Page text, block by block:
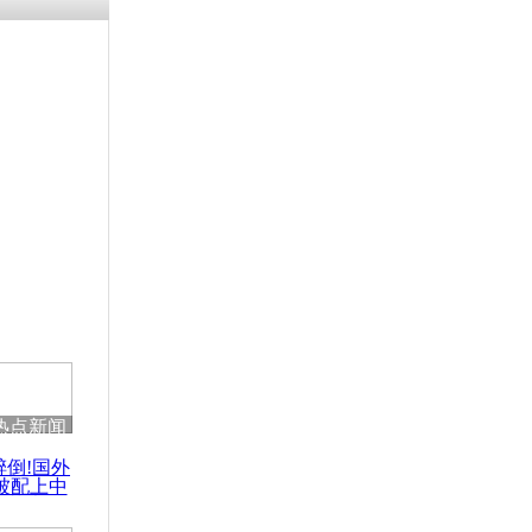
点新闻
倒!国外
配上中